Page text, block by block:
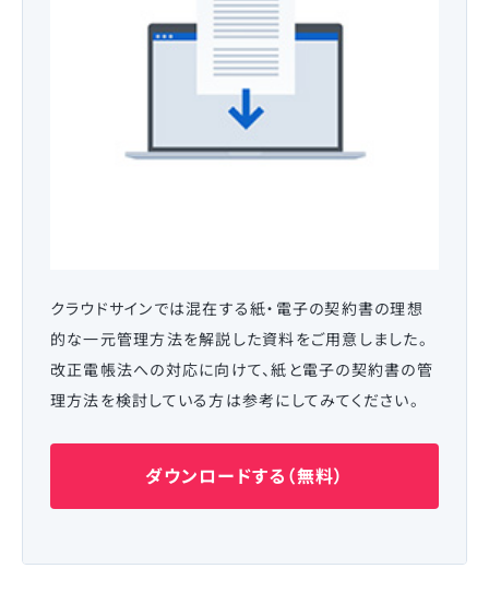
クラウドサインでは混在する紙・電子の契約書の理想
的な一元管理方法を解説した資料をご用意しました。
改正電帳法への対応に向けて、紙と電子の契約書の管
理方法を検討している方は参考にしてみてください。
ダウンロードする（無料）